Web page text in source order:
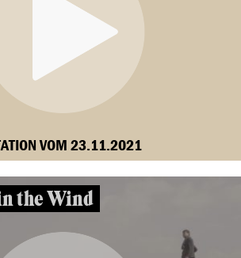
VOM 23.11.2021
the Wind